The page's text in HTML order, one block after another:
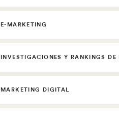
E-MARKETING
INVESTIGACIONES Y RANKINGS DE
MARKETING DIGITAL